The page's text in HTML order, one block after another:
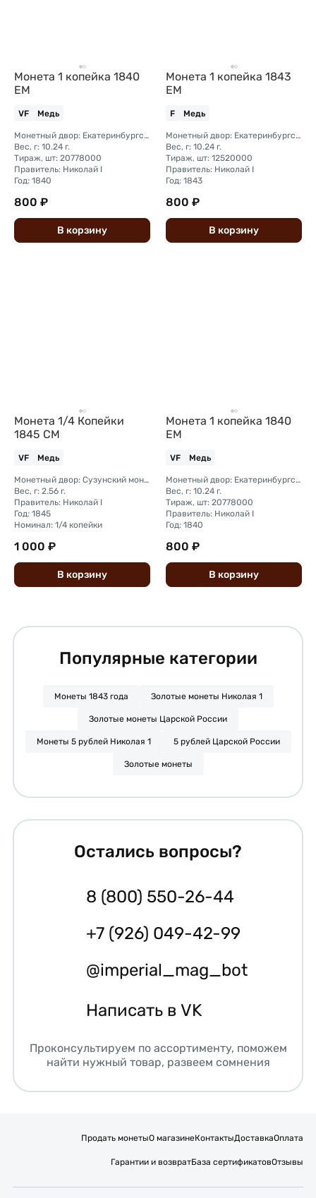
Монета 1 копейка 1840
ЕМ
VF Медь
Монетный двор: Екатеринбургский монетный двор
Вес, г: 10.24 г.
Тираж, шт: 20778000
Правитель: Николай I
Год: 1840
800 ₽
В корзину
Монета 1 копейка 1843
ЕМ
F Медь
Монетный двор: Екатеринбургский монетный двор
Вес, г: 10.24 г.
Тираж, шт: 12520000
Правитель: Николай I
Год: 1843
800 ₽
В корзину
Монета 1/4 Копейки
1845 СМ
VF Медь
Монетный двор: Сузунский монетный двор (Сибирь)
Вес, г: 2.56 г.
Правитель: Николай I
Год: 1845
Номинал: 1/4 копейки
1 000 ₽
В корзину
Монета 1 копейка 1840
ЕМ
VF Медь
Монетный двор: Екатеринбургский монетный двор
Вес, г: 10.24 г.
Тираж, шт: 20778000
Правитель: Николай I
Год: 1840
800 ₽
В корзину
Популярные категории
Монеты 1843 года Золотые монеты Николая 1
Золотые монеты Царской России
Монеты 5 рублей Николая 1 5 рублей Царской России
Золотые монеты
Остались вопросы?
8 (800) 550-26-44
+7 (926) 049-42-99
@imperial_mag_bot
Написать в VK
Проконсультируем по ассортименту, поможем
найти нужный товар, развеем сомнения
Продать монетыО магазинеКонтактыДоставкаОплата
Гарантии и возвратБаза сертификатовОтзывы